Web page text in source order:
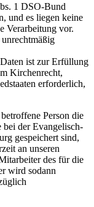
1 DSO-Bund
und es liegen keine
Verarbeitung vor.
ist zur Erfüllung
Kirchenrecht,
erforderlich,
Person die
bei der Evangelisch-
gespeichert sind,
an unseren
des für die
wird sodann